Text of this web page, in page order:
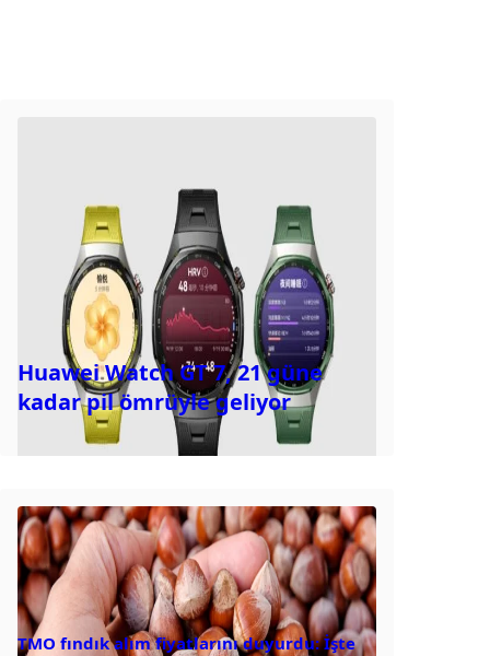
Huawei Watch GT 7, 21 güne
kadar pil ömrüyle geliyor
TMO fındık alım fiyatlarını duyurdu: İşte